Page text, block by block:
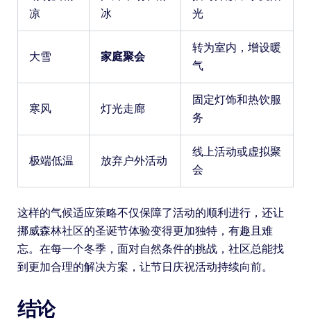
凉
冰
光
大雪 家庭聚会
转为室内，增设暖
气
寒风 灯光走廊
固定灯饰和热饮服
务
极端低温 放弃户外活动
线上活动或虚拟聚
会
这样的气候适应策略不仅保障了活动的顺利进行，还让
挪威森林社区的圣诞节体验变得更加独特，有趣且难
忘。在每一个冬季，面对自然条件的挑战，社区总能找
到更加合理的解决方案，让节日庆祝活动持续向前。
结论